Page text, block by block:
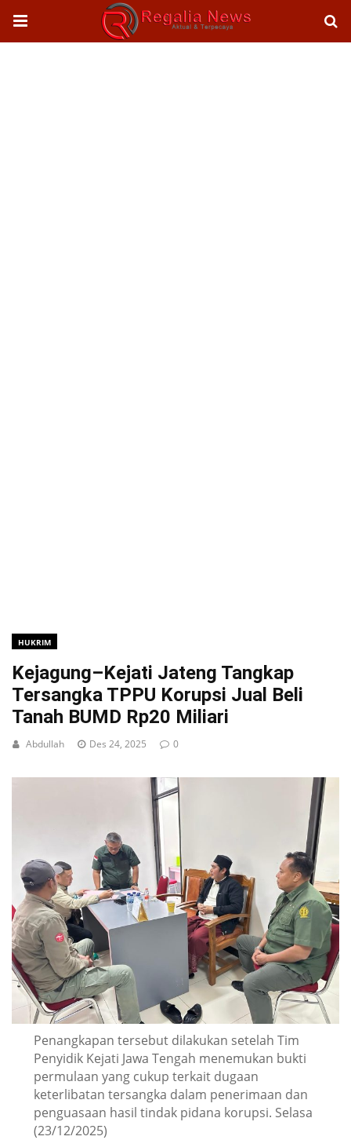
HUKRIM
Kejagung–Kejati Jateng Tangkap
Tersangka TPPU Korupsi Jual Beli
Tanah BUMD Rp20 Miliari
Abdullah Des 24, 2025 0
Penangkapan tersebut dilakukan setelah Tim
Penyidik Kejati Jawa Tengah menemukan bukti
permulaan yang cukup terkait dugaan
keterlibatan tersangka dalam penerimaan dan
penguasaan hasil tindak pidana korupsi. Selasa
(23/12/2025)